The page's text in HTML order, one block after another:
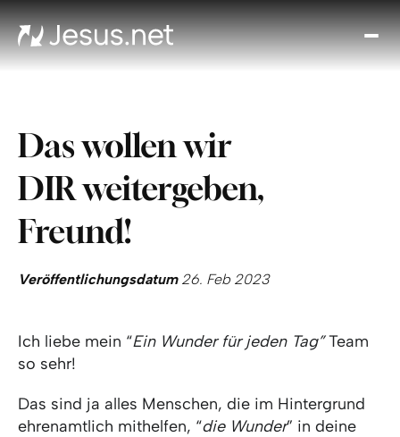
Das wollen wir
DIR weitergeben,
Freund!
Veröffentlichungsdatum26. Feb 2023
Ich liebe mein “Ein Wunder für jeden Tag”Team
so sehr!
Das sind ja alles Menschen, die im Hintergrund
ehrenamtlich mithelfen, “die Wunder” in deine